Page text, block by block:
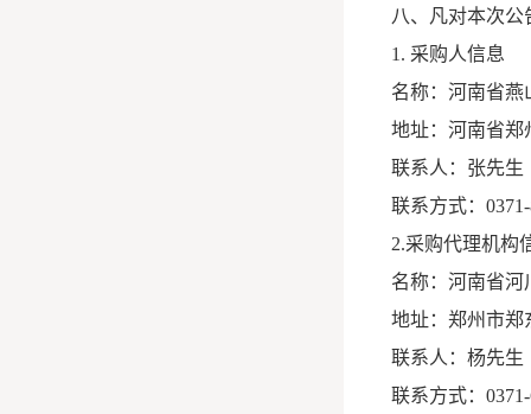
八、凡对本次
1. 采购人信息
名称：河南省燕
地址：河南省郑
联系人：张先生
联系方式：
2.采购代理机构
名称：河南省河
地址：郑州市郑
联系人：杨先生
联系方式：